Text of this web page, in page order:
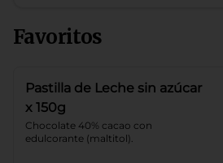
Favoritos
Pastilla de Leche sin azúcar
x 150g
Chocolate 40% cacao con
edulcorante (maltitol).